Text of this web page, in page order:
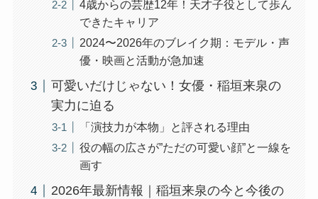
4歳からの芸歴12年！天才子役として歩ん
できたキャリア
2024〜2026年のブレイク期：モデル・声
優・映画と活動が急加速
可愛いだけじゃない！女優・稲垣来泉の
実力に迫る
「演技力が本物」と評される理由
役の幅の広さが”ただの可愛い顔”と一線を
画す
2026年最新情報｜稲垣来泉の今と今後の